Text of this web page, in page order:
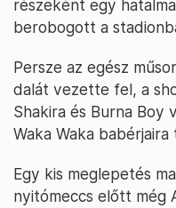
részeként egy
berobogott a
Persze az egész
dalát vezette fel, a
Shakira és Burna Boy
Waka Waka babérjaira
Egy kis meglepetés
nyitómeccs előtt még